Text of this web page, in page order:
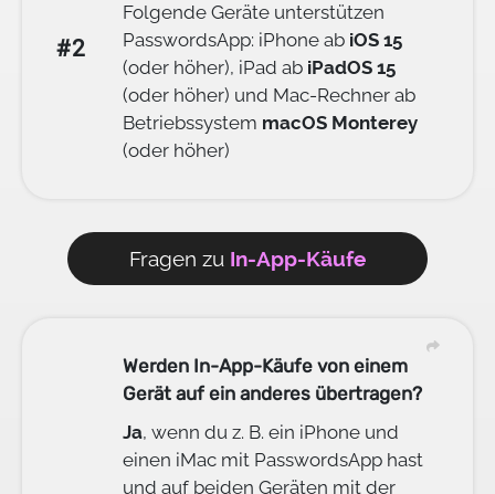
#2
Folgende Geräte unterstützen
PasswordsApp: iPhone ab iOS 15
(oder höher), iPad ab iPadOS 15
(oder höher) und Mac-Rechner ab
Betriebssystem macOS Monterey
(oder höher)
Fragen zu In-App-Käufe
Werden In-App-Käufe von einem
Gerät auf ein anderes übertragen?
Ja, wenn du z. B. ein iPhone und
einen iMac mit PasswordsApp hast
und auf beiden Geräten mit der